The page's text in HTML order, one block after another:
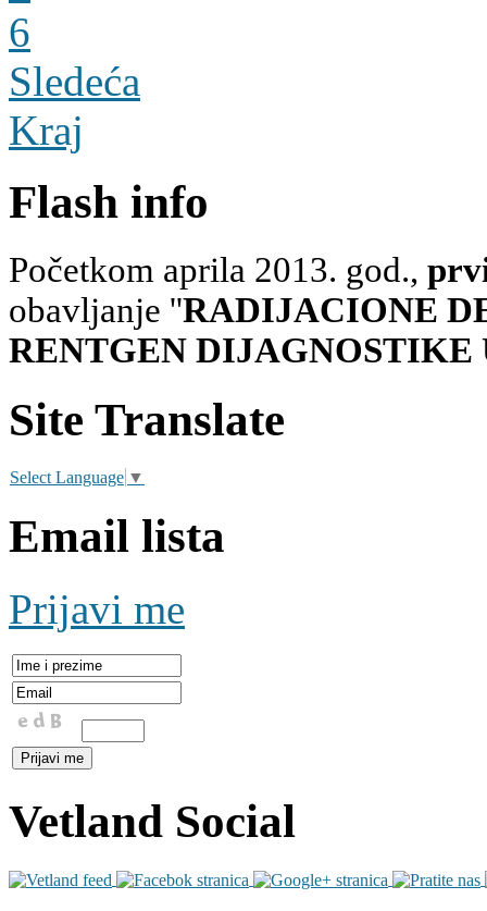
6
Sledeća
Kraj
Flash info
Početkom aprila 2013. god.,
obavljanje ''RADIJACIONE
RENTGEN
Site Translate
Select Language ▼
Email lista
Prijavi me
Vetland Social